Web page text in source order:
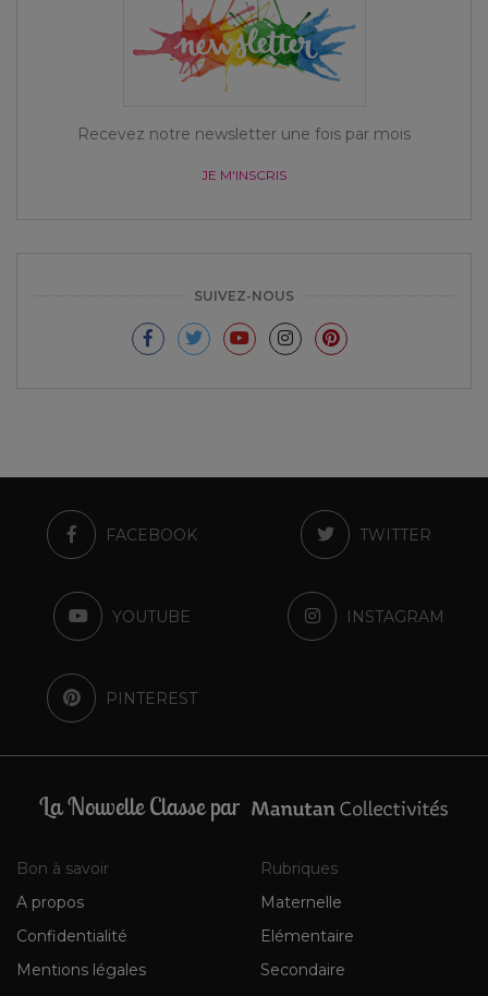
Recevez notre newsletter une fois par mois
JE M'INSCRIS
SUIVEZ-NOUS
FACEBOOK TWITTER
YOUTUBE INSTAGRAM
PINTEREST
La Nouvelle Classe par
Bon à savoir
A propos
Confidentialité
Mentions légales
Rubriques
Maternelle
Elémentaire
Secondaire